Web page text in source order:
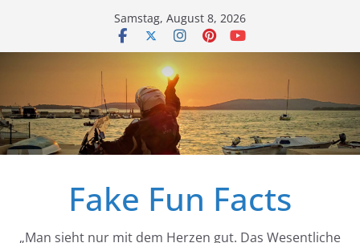
springen
Samstag, August 8, 2026
Fake Fun Facts
„Man sieht nur mit dem Herzen gut. Das Wesentliche